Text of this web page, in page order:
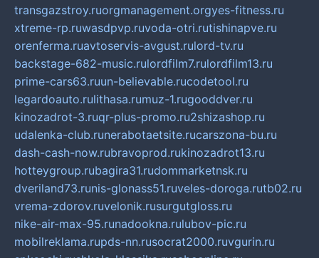
transgazstroy.ruorgmanagement.orgyes-fitness.ru
xtreme-rp.ruwasdpvp.ruvoda-otri.rutishinapve.ru
orenferma.ruavtoservis-avgust.rulord-tv.ru
backstage-682-music.rulordfilm7.rulordfilm13.ru
prime-cars63.ruun-believable.rucodetool.ru
legardoauto.rulithasa.rumuz-1.rugooddver.ru
kinozadrot-3.ruqr-plus-promo.ru2shizashop.ru
udalenka-club.runerabotaetsite.rucarszona-bu.ru
dash-cash-now.rubravoprod.rukinozadrot13.ru
hotteygroup.rubagira31.rudommarketnsk.ru
dveriland73.runis-glonass51.ruveles-doroga.rutb02.ru
vrema-zdorov.ruvelonik.rusurgutgloss.ru
nike-air-max-95.runadookna.rulubov-pic.ru
mobilreklama.rupds-nn.rusocrat2000.ruvgurin.ru